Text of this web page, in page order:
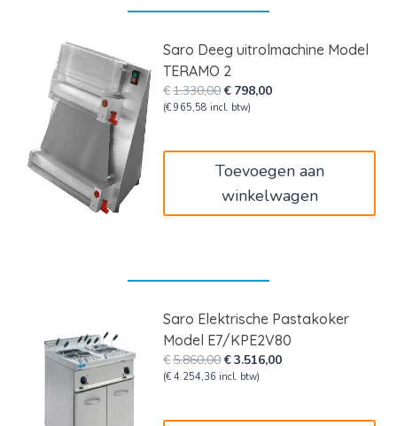
Saro Deeg uitrolmachine Model
TERAMO 2
€1.330,00Oorspronkelijke
prijs
€ 798,00Huidige
(€ 965,58 incl. btw)
Toevoegen aan
winkelwagen
Saro Elektrische Pastakoker
Model E7/KPE2V80
€5.860,00Oorspronkelijke
prijs
€3.516,00Huidige
(€ 4.254,36 incl. btw)